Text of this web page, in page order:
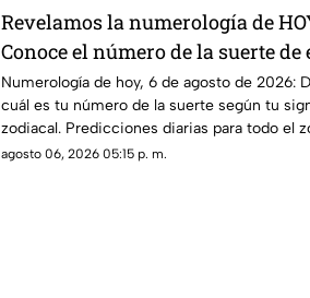
Revelamos la numerología de
Conoce el número de la suerte de
jueves 6 de agosto de 2026, para
signo del zodiaco
Numerología de hoy, 6 de agosto de 2026:
cuál es tu número de la suerte según tu
zodiacal. Predicciones diarias para todo el
agosto 06, 2026 05:15 p. m.